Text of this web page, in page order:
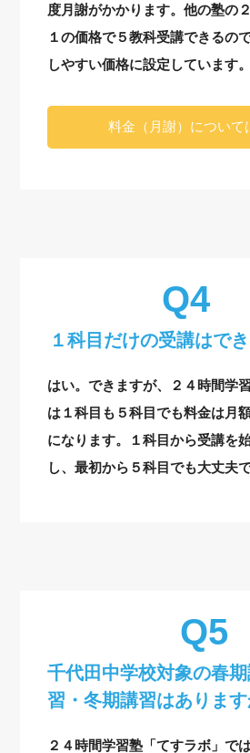
度月謝がかかります。他の塾の
１の価格で５教科受講できるの
しやすい価格に設定しています。
料金（月謝）について
１科目だけの受講はで
はい。できますが、２４時間学
は１科目も５科目でも料金は月
になります。１科目から受講を
し、最初から５科目でも大丈夫で
千代田中学校対象の春
習・冬期講習はあります
２４時間学習塾「てすラボ」で